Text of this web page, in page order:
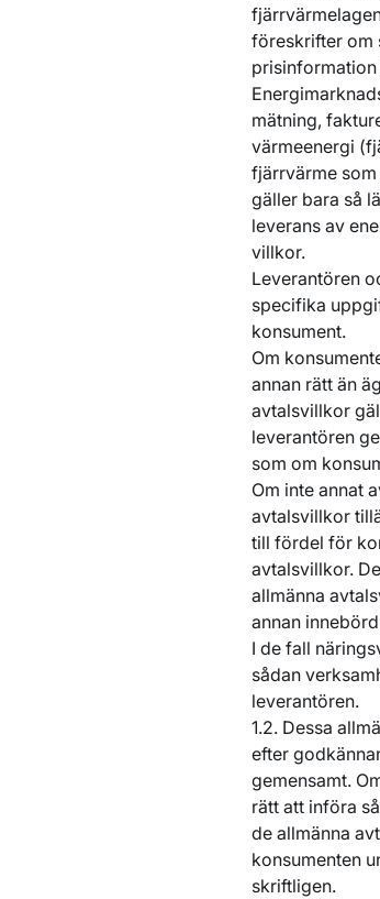
föreskrifter om
prisinformation
mätning,
värmeenergi
fjärrvärme
gäller bara så
leverans av
villkor.
Leverantören
specifika
konsument.
Om
annan rätt än
avtalsvillkor
leverantören
som om
Om inte annat
avtalsvillkor
till fördel för
avtalsvillkor.
allmänna
annan
I de fall
sådan
leverantören.
1.2. Dessa
efter
gemensamt.
rätt att införa
de allmänna
konsumenten
skriftligen.